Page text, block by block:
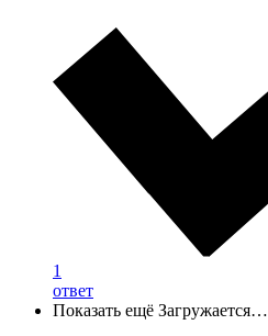
1
ответ
Показать ещё Загружается…